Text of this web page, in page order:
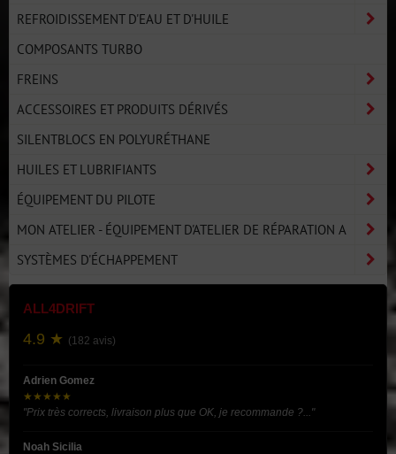
REFROIDISSEMENT D'EAU ET D'HUILE
COMPOSANTS TURBO
FREINS
ACCESSOIRES ET PRODUITS DÉRIVÉS
SILENTBLOCS EN POLYURÉTHANE
HUILES ET LUBRIFIANTS
ÉQUIPEMENT DU PILOTE
MON ATELIER - ÉQUIPEMENT D'ATELIER DE RÉPARATION A
SYSTÈMES D'ÉCHAPPEMENT
ALL4DRIFT
4.9 ★ (182 avis)
Adrien Gomez
★★★★★
"Prix très corrects, livraison plus que OK, je recommande ?..."
Noah Sicilia